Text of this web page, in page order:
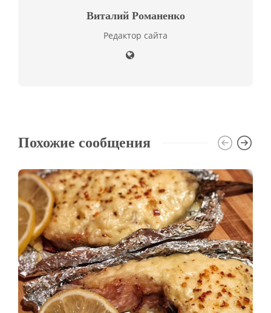
Виталий Романенко
Редактор сайта
Похожие сообщения